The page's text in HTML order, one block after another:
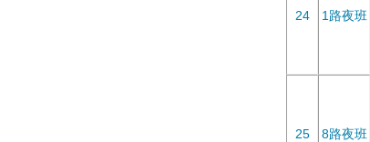
24 1路夜班
25 8路夜班